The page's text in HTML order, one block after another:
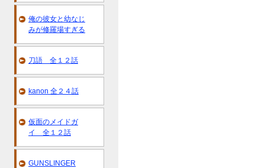
俺の彼女と幼なじ
みが修羅場すぎる
刀語 全１２話
kanon 全２４話
仮面のメイドガ
イ 全１２話
GUNSLINGER